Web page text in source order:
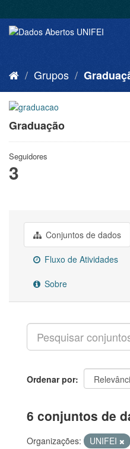
Grupos
Graduação
Seguidores
3
Conjuntos de dados
Fluxo de Atividades
Sobre
Ordenar por
6 conjuntos de
Organizações: UNIFEI